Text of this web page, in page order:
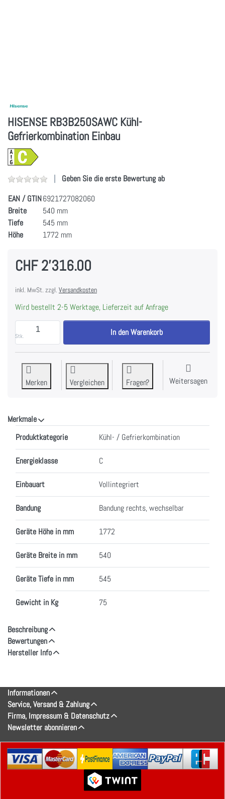
HISENSE RB3B250SAWC Kühl-
Gefrierkombination Einbau
Geben Sie die erste Bewertung ab
EAN / GTIN6921727082060
Breite
540 mm
Tiefe
545 mm
Höhe
1772 mm
CHF 2'316.00
inkl. MwSt. zzgl. Versandkosten
Wird bestellt 2-5 Werktage, Lieferzeit auf Anfrage
Stk.
HISENSE RB3B250SAWC Kühl-Gefrierkombination
In den Warenkorb
Merken Vergleichen Fragen? Weitersagen
Merkmale
Produktkategorie Kühl- / Gefrierkombination
Energieklasse C
Einbauart Vollintegriert
Bandung Bandung rechts, wechselbar
Geräte Höhe in mm 1772
Geräte Breite in mm 540
Geräte Tiefe in mm 545
Gewicht in Kg 75
Beschreibung
Bewertungen
Hersteller Info
Informationen
Service, Versand & Zahlung
Firma, Impressum & Datenschutz
Newsletter abonnieren